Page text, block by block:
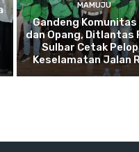
MAMUJU
Gandeng Komunitas
dan Opang, Ditlantas
Sulbar Cetak
Keselamatan Jalan